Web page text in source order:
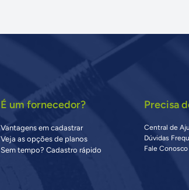
É um fornecedor?
Vantagens em cadastrar
Veja as opções de planos
Sem tempo? Cadastro rápido
Precisa
Central de
Dúvidas
Fale Conosco